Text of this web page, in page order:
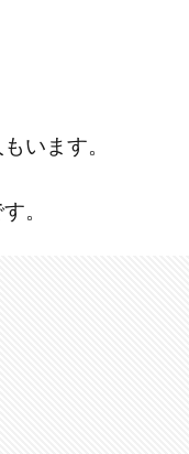
います。
。